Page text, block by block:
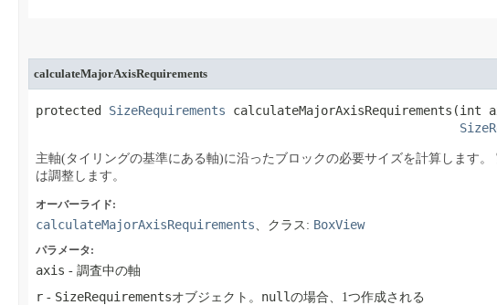
calculateMajorAxisRequirements
protected SizeRequirements calculateMajorAxisRequirements​(int
主軸(タイリングの基準にある軸)に沿ったブロックの必要サイズを計算します。
は調整します。
オーバーライド:
calculateMajorAxisRequirements、クラス: BoxView
パラメータ:
axis - 調査中の軸
r - SizeRequirementsオブジェクト。 null の場合、1つ作成される